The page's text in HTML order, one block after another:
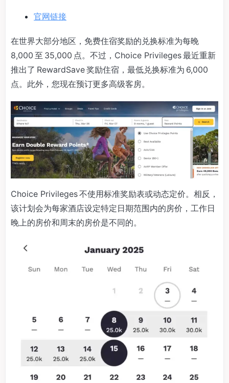
官网链接
在世界大部分地区，免费住宿奖励的兑换标准为每晚
8,000 至 35,000 点。不过，Choice Privileges 最近重新
推出了 RewardSave 奖励住宿，最低兑换标准为 6,000
点。此外，您现在预订更多高级客房。
Choice Privileges 不使用标准奖励表或动态定价。相反，
该计划会为每家酒店设定特定日期范围内的房价，工作日
晚上的房价和周末的房价是不同的。